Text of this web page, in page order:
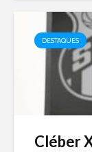
DESTAQUES
Cléber